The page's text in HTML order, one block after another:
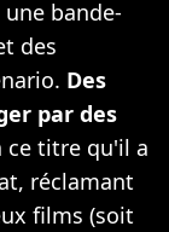
bande-
des
Des
par des
ce titre qu'il a
réclamant
films (soit